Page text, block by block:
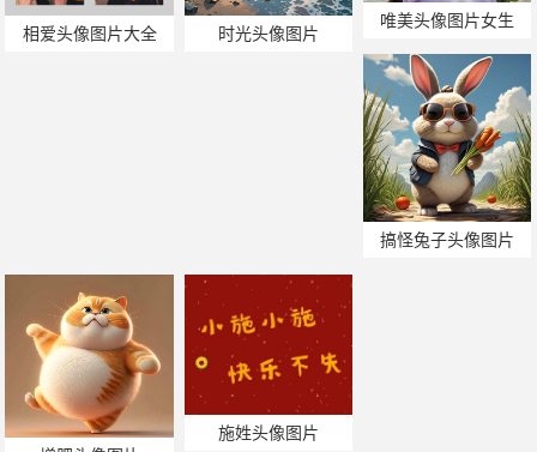
相爱头像图片大全 时光头像图片
唯美头像图片女生
搞怪兔子头像图片
施姓头像图片